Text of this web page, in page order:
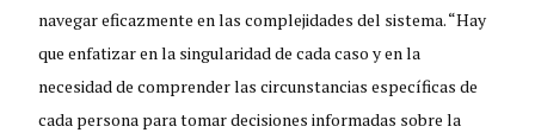
navegar eficazmente en las complejidades del sistema. “Hay
que enfatizar en la singularidad de cada caso y en la
necesidad de comprender las circunstancias específicas de
cada persona para tomar decisiones informadas sobre la